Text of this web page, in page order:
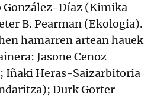
Díaz (Kimika
B. Pearman (Ekologia).
hamarren artean hauek
Jasone Cenoz
Iñaki Heras-Saizarbitoria
Durk Gorter